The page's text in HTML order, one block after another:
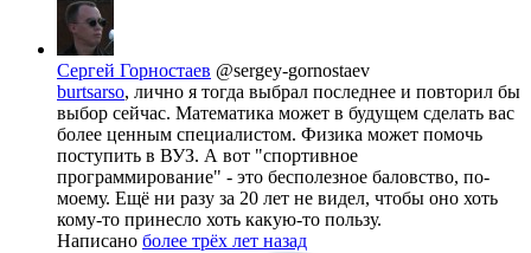
Сергей Горностаев @sergey-gornostaev
burtsarso, лично я тогда выбрал последнее и повторил бы
выбор сейчас. Математика может в будущем сделать вас
более ценным специалистом. Физика может помочь
поступить в ВУЗ. А вот "спортивное
программирование" - это бесполезное баловство, по-
моему. Ещё ни разу за 20 лет не видел, чтобы оно хоть
кому-то принесло хоть какую-то пользу.
Написано более трёх лет назад